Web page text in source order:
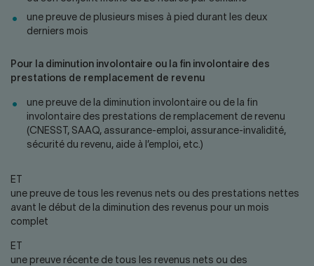
une preuve de plusieurs mises à pied durant les deux
derniers mois
Pour la diminution involontaire ou la fin involontaire des
prestations de remplacement de revenu
une preuve de la diminution involontaire ou de la fin
involontaire des prestations de remplacement de revenu
(CNESST, SAAQ, assurance-emploi, assurance-invalidité,
sécurité du revenu, aide à l’emploi, etc.)
ET
une preuve de tous les revenus nets ou des prestations nettes
avant le début de la diminution des revenus pour un mois
complet
ET
une preuve récente de tous les revenus nets ou des